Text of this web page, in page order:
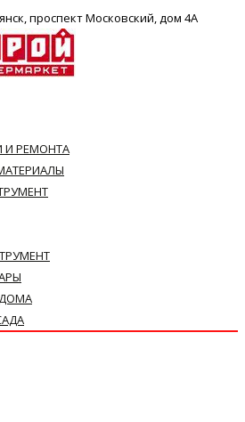
проспект Московский, дом 4А
И РЕМОНТА